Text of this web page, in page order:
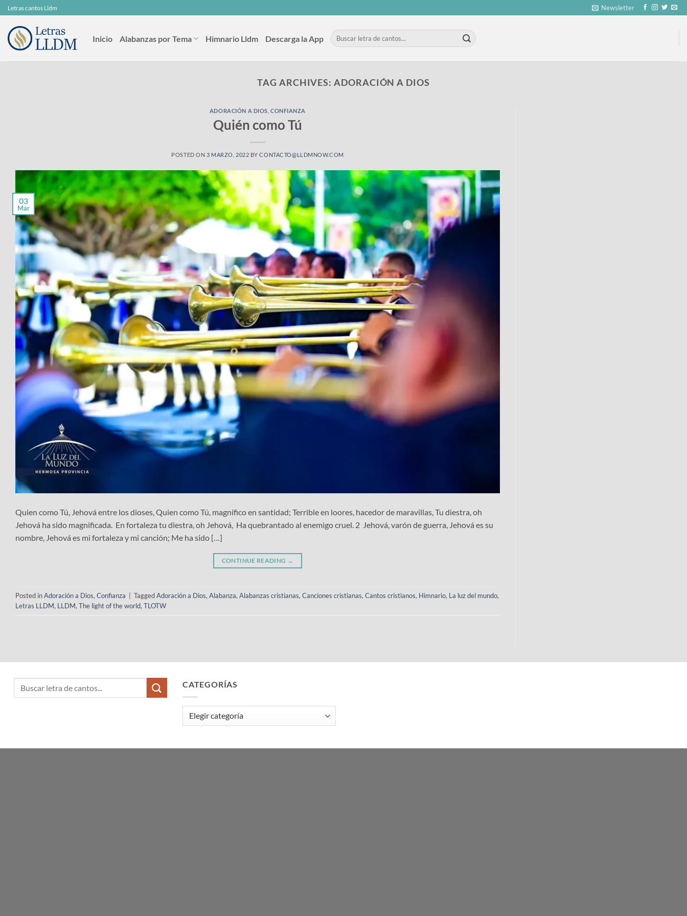
Skip
to
content
Letras cantos Lldm Newsletter
Inicio Alabanzas por Tema Himnario Lldm Descarga la App
TAG ARCHIVES:ADORACIÓN A DIOS
ADORACIÓN A DIOS ,CONFIANZA
Quién como Tú
POSTED ON 3 MARZO, 2022 BYCONTACTO@LLDMNOW.COM
03
Mar
Quien como Tú, Jehová entre los dioses, Quien como Tú, magnifico en santidad; Terrible en loores, hacedor de maravillas, Tu diestra, oh
Jehová ha sido magnificada. En fortaleza tu diestra, oh Jehová, Ha quebrantado al enemigo cruel. 2 Jehová, varón de guerra, Jehová es su
nombre, Jehová es mi fortaleza y mi canción; Me ha sido […]
CONTINUE READING →
Posted inAdoración a Dios, Confianza TaggedAdoración a Dios, Alabanza, Alabanzas cristianas, Canciones cristianas, Cantos cristianos, Himnario, La luz del mundo,
Letras LLDM, LLDM, The light of the world, TLOTW
CATEGORÍAS
Categorías